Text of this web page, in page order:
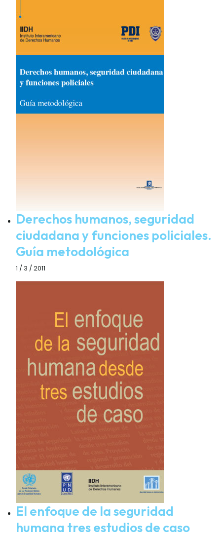
Derechos humanos, seguridad
ciudadana y funciones policiales.
Guía metodológica
1 / 3 / 2011
El enfoque de la seguridad
humana tres estudios de caso